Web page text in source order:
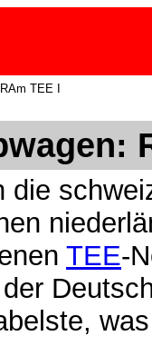
TEE I
die
TEE-
der